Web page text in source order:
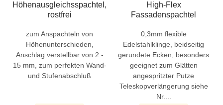
Höhenausgleichsspachtel,
rostfrei
zum Anspachteln von
Höhenunterschieden,
Anschlag verstellbar von 2 -
15 mm, zum perfekten Wand-
und Stufenabschluß
High-Flex
Fassadenspachtel
0,3mm flexible
Edelstahlklinge, beidseitig
gerundete Ecken, besonders
geeignet zum Glätten
angespritzter Putze
Teleskopverlängerung siehe
Nr....